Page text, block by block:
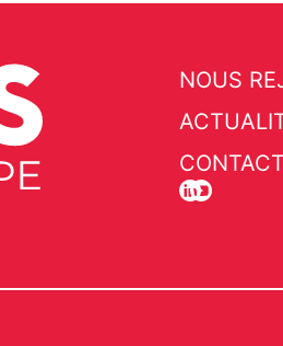
NOUS
CONTACT